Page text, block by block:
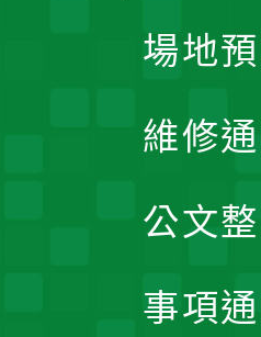
場地
維修
公文
事項